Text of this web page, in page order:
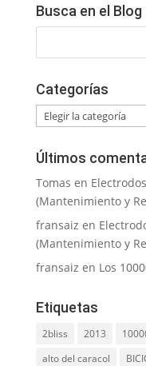
Busca en el Blog
Categorías
Categorías
Últimos
Tomas en
(Mantenimiento y
fransaiz en
(Mantenimiento y
fransaiz en Los
Etiquetas
2bliss 2013
alto del caracol